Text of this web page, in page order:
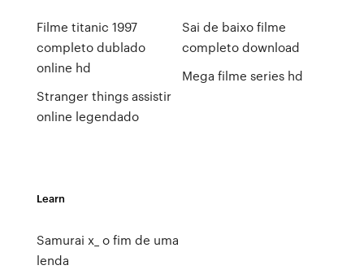
Filme titanic 1997
completo dublado
online hd
Stranger things assistir
online legendado
Sai de baixo filme
completo download
Mega filme series hd
Learn
Samurai x_ o fim de uma
lenda